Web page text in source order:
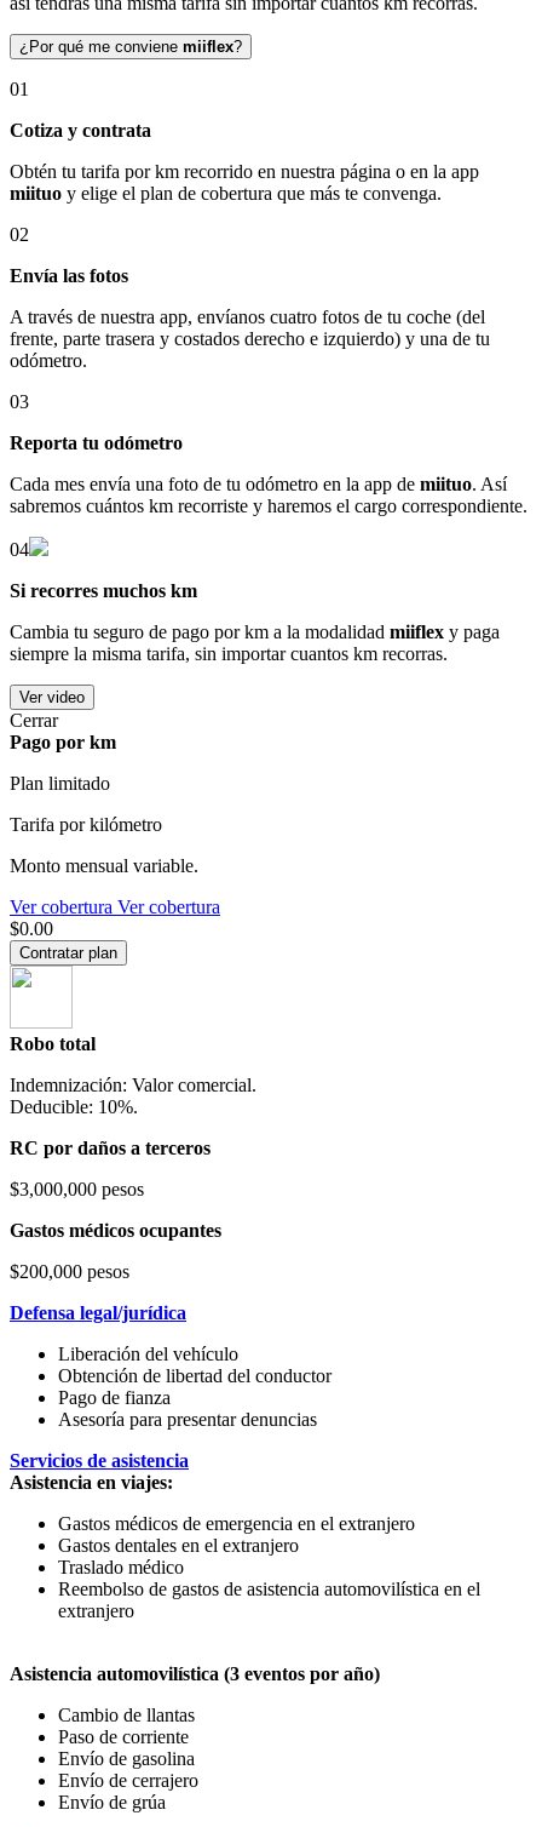
¿Por qué me conviene miiflex?
01
Cotiza y contrata
Obtén tu tarifa por km recorrido en nuestra página o en la app
miituo y elige el plan de cobertura que más te convenga.
02
Envía las fotos
A través de nuestra app, envíanos cuatro fotos de tu coche (del
frente, parte trasera y costados derecho e izquierdo) y una de tu
odómetro.
03
Reporta tu odómetro
Cada mes envía una foto de tu odómetro en la app de miituo. Así
sabremos cuántos km recorriste y haremos el cargo correspondiente.
04
Si recorres muchos km
Cambia tu seguro de pago por km a la modalidad miiflex y paga
siempre la misma tarifa, sin importar cuantos km recorras.
Ver video
Cerrar
Pago por km
Plan limitado
Tarifa por kilómetro
Monto mensual variable.
Ver cobertura Ver cobertura
$0.00
Contratar plan
Robo total
Indemnización: Valor comercial.
Deducible: 10%.
RC por daños a terceros
$3,000,000 pesos
Gastos médicos ocupantes
$200,000 pesos
Defensa legal/jurídica
Liberación del vehículo
Obtención de libertad del conductor
Pago de fianza
Asesoría para presentar denuncias
Servicios de asistencia
Asistencia en viajes:
Gastos médicos de emergencia en el extranjero
Gastos dentales en el extranjero
Traslado médico
Reembolso de gastos de asistencia automovilística en el
extranjero
Asistencia automovilística (3 eventos por año)
Cambio de llantas
Paso de corriente
Envío de gasolina
Envío de cerrajero
Envío de grúa